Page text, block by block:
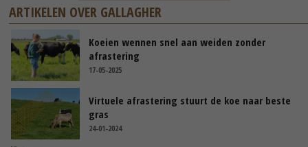
ARTIKELEN OVER GALLAGHER
Koeien wennen snel aan weiden zonder
afrastering
17-05-2025
Virtuele afrastering stuurt de koe naar beste
gras
24-01-2024